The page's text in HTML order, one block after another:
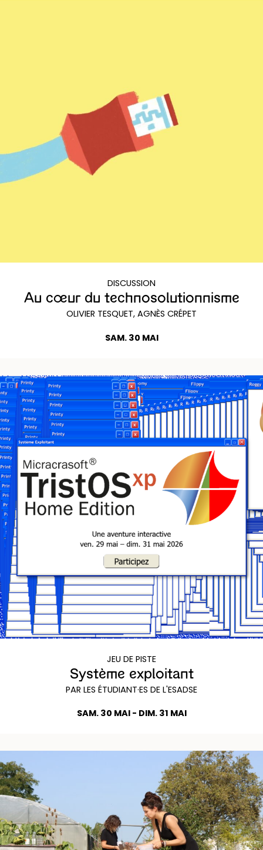
DISCUSSION
Au cœur du technosolutionnisme
OLIVIER TESQUET, AGNÈS CRÉPET
SAM. 30 MAI
JEU DE PISTE
Système exploitant
PAR LES ÉTUDIANT·ES DE L'ESADSE
SAM. 30 MAI - DIM. 31 MAI